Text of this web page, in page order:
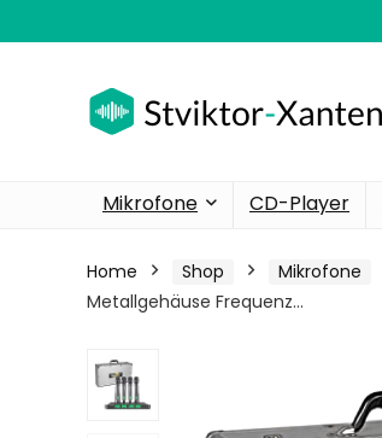
Mikrofone CD-Player
Home Shop Mikrofone
Metallgehäuse Frequenz…